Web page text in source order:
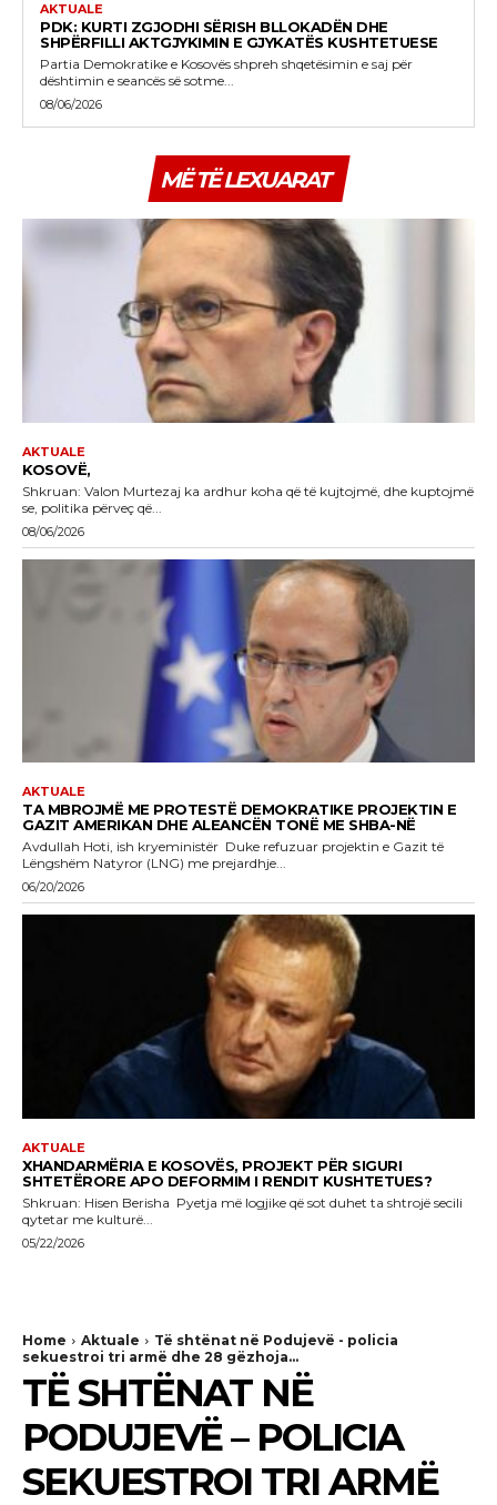
AKTUALE
PDK: KURTI ZGJODHI SËRISH BLLOKADËN DHE
SHPËRFILLI AKTGJYKIMIN E GJYKATËS KUSHTETUESE
Partia Demokratike e Kosovës shpreh shqetësimin e saj për
dështimin e seancës së sotme...
08/06/2026
MË TË LEXUARAT
AKTUALE
KOSOVË,
Shkruan: Valon Murtezaj ka ardhur koha që të kujtojmë, dhe kuptojmë
se, politika përveç që...
08/06/2026
AKTUALE
TA MBROJMË ME PROTESTË DEMOKRATIKE PROJEKTIN E
GAZIT AMERIKAN DHE ALEANCËN TONË ME SHBA-NË
Avdullah Hoti, ish kryeministër Duke refuzuar projektin e Gazit të
Lëngshëm Natyror (LNG) me prejardhje...
06/20/2026
AKTUALE
XHANDARMËRIA E KOSOVËS, PROJEKT PËR SIGURI
SHTETËRORE APO DEFORMIM I RENDIT KUSHTETUES?
Shkruan: Hisen Berisha Pyetja më logjike që sot duhet ta shtrojë secili
qytetar me kulturë...
05/22/2026